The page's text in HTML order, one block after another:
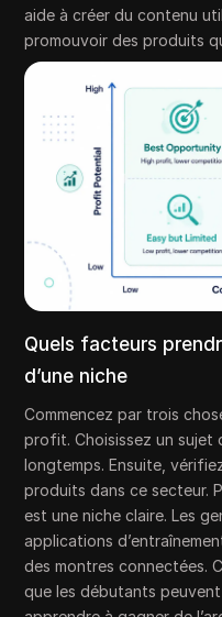
aide à créer du contenu
promouvoir des produits
Quels facteurs
d’une niche
Commencez par trois
profit. Choisissez un
longtemps. Ensuite,
produits dans ce secteur.
est une niche claire. Les
applications
des montres connectées.
que les débutants